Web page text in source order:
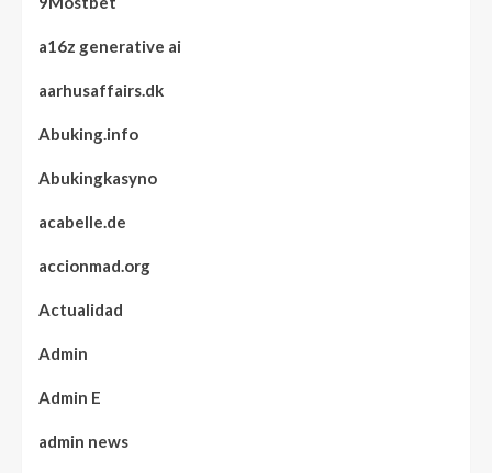
a16z generative ai
aarhusaffairs.dk
Abuking.info
Abukingkasyno
acabelle.de
accionmad.org
Actualidad
Admin
Admin E
admin news